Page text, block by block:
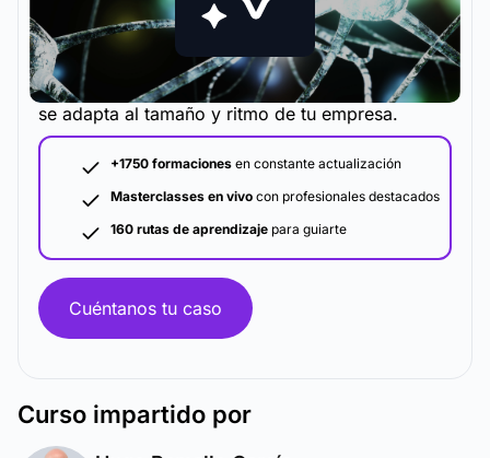
La metodología y plataforma de formación que
se adapta al tamaño y ritmo de tu empresa.
+1750 formaciones en constante actualización
Masterclasses en vivo con profesionales destacados
160 rutas de aprendizaje para guiarte
Cuéntanos tu caso
Curso impartido por